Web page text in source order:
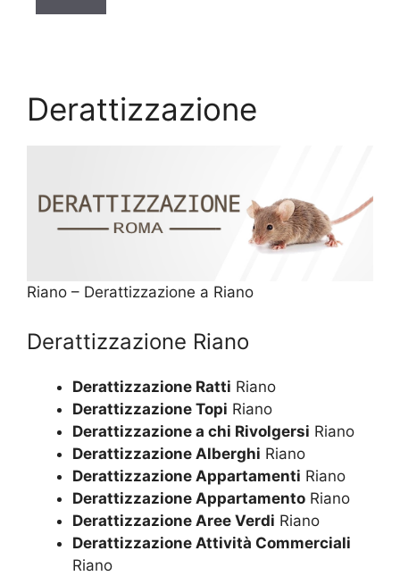
Derattizzazione
Riano – Derattizzazione a Riano
Derattizzazione Riano
Derattizzazione Ratti Riano
Derattizzazione Topi Riano
Derattizzazione a chi Rivolgersi Riano
Derattizzazione Alberghi Riano
Derattizzazione Appartamenti Riano
Derattizzazione Appartamento Riano
Derattizzazione Aree Verdi Riano
Derattizzazione Attività Commerciali
Riano